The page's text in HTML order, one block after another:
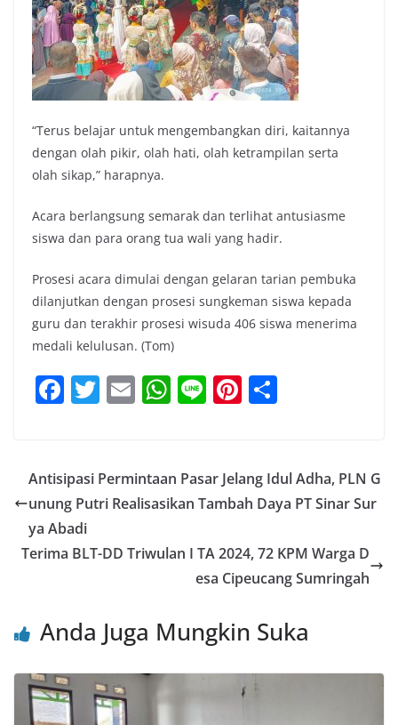
“Terus belajar untuk mengembangkan diri, kaitannya
dengan olah pikir, olah hati, olah ketrampilan serta
olah sikap,” harapnya.
Acara berlangsung semarak dan terlihat antusiasme
siswa dan para orang tua wali yang hadir.
Prosesi acara dimulai dengan gelaran tarian pembuka
dilanjutkan dengan prosesi sungkeman siswa kepada
guru dan terakhir prosesi wisuda 406 siswa menerima
medali kelulusan. (Tom)
F
e
b
o
o
T
er
E
l
W
s
A
p
Li Pi
e
st
e
Antisipasi Permintaan Pasar Jelang Idul Adha, PLN G
unung Putri Realisasikan Tambah Daya PT Sinar Sur
ya Abadi
Terima BLT-DD Triwulan I TA 2024, 72 KPM Warga D
esa Cipeucang Sumringah
Anda Juga Mungkin Suka